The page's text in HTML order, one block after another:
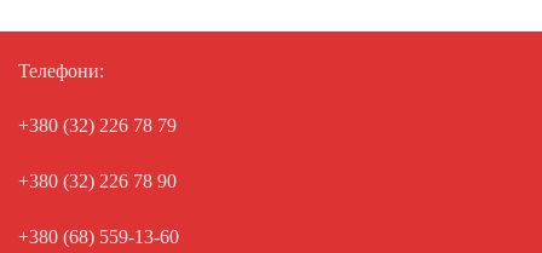
Телефони:
+380 (32) 226 78 79
+380 (32) 226 78 90
+380 (68) 559-13-60